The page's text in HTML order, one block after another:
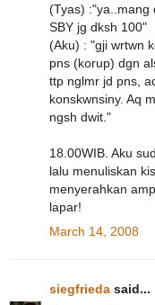
(Tyas) :"ya..mang
SBY jg dksh 100"
(Aku) : "gji wrtwn
pns (korup) dgn
ttp nglmr jd pns,
konskwnsiny. Aq
ngsh dwit."
18.00WIB. Aku
lalu menuliskan
menyerahkan
lapar!
March 14, 2008
siegfrieda said...